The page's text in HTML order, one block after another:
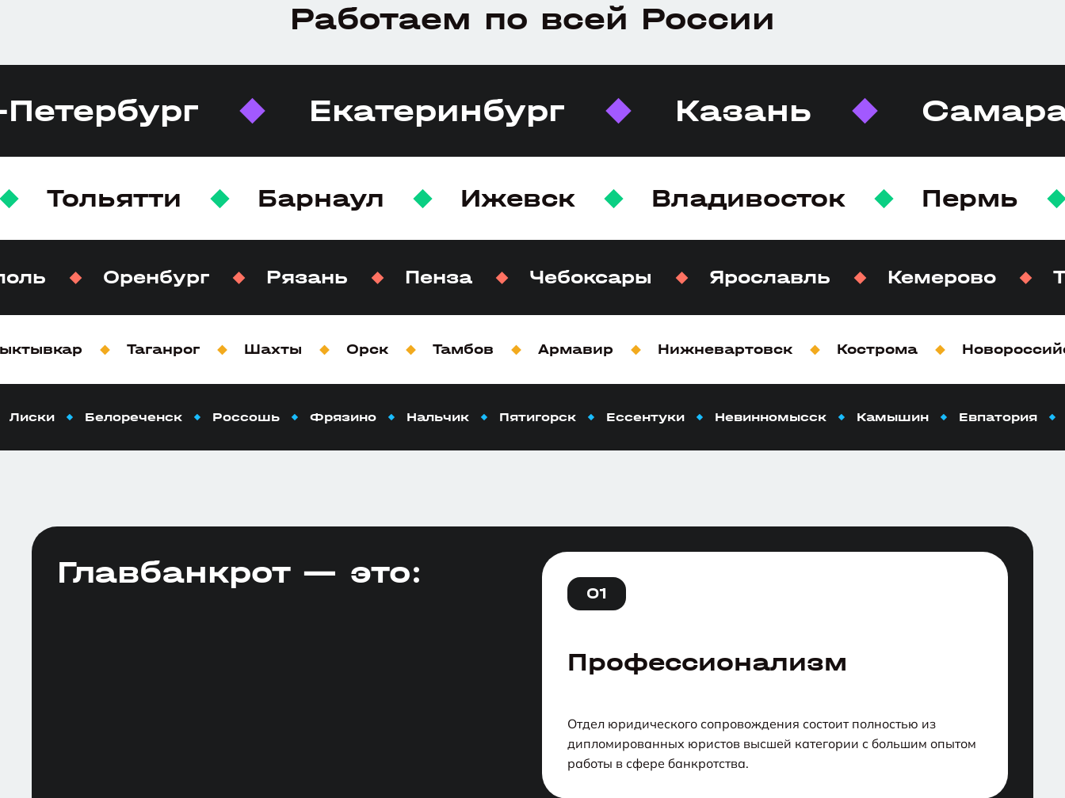
Работаем по всей России
Екатеринбург Казань
Тольятти Барнаул Ижевск Владивосток Пермь
Оренбург Рязань Пенза Чебоксары Ярославль Кемерово
Таганрог Шахты Орск Тамбов Армавир Нижневартовск Кострома
Лиски Белореченск Россошь Фрязино Нальчик Пятигорск Ессентуки Невинномысск Камышин Евпатория
Главбанкрот — это:
01
Профессионализм
Отдел юридического сопровождения состоит полностью из
дипломированных юристов высшей категории с большим опытом
работы в сфере банкротства.